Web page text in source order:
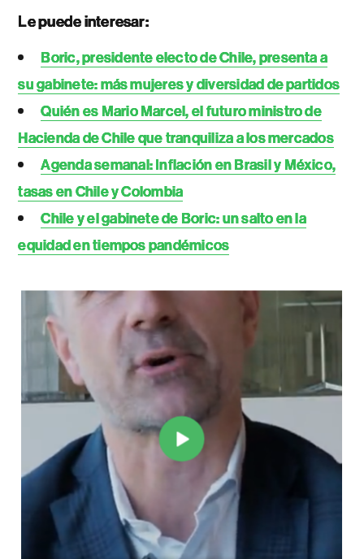
Le puede interesar:
Boric, presidente electo de Chile, presenta a
su gabinete: más mujeres y diversidad de partidos
Quién es Mario Marcel, el futuro ministro de
Hacienda de Chile que tranquiliza a los mercados
Agenda semanal: Inflación en Brasil y México,
tasas en Chile y Colombia
Chile y el gabinete de Boric: un salto en la
equidad en tiempos pandémicos